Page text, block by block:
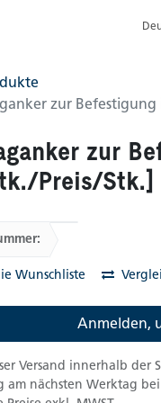
zur Befestigung
zur
Preis/Stk.]
Wunschliste
Anmelden,
Versand innerhalb der
am nächsten Werktag